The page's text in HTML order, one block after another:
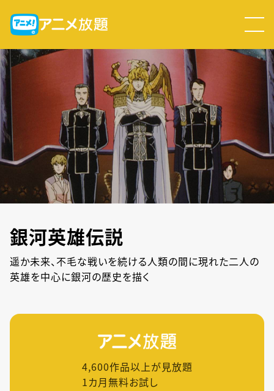
銀河英雄伝説
遥か未来、不毛な戦いを続ける人類の間に現れた二人の
英雄を中心に銀河の歴史を描く
4,600作品以上が見放題
1カ月無料お試し